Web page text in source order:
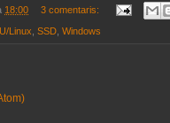
18:00 3 comentaris:
Linux SSD Windows